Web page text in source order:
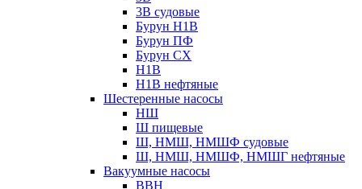
3В судовые
Бурун Н1В
Бурун ПФ
Бурун СХ
Н1В
Н1В нефтяные
Шестеренные насосы
НШ
Ш пищевые
Ш, НМШ, НМШФ судовые
Ш, НМШ, НМШФ, НМШГ нефтяные
Вакуумные насосы
ВВН